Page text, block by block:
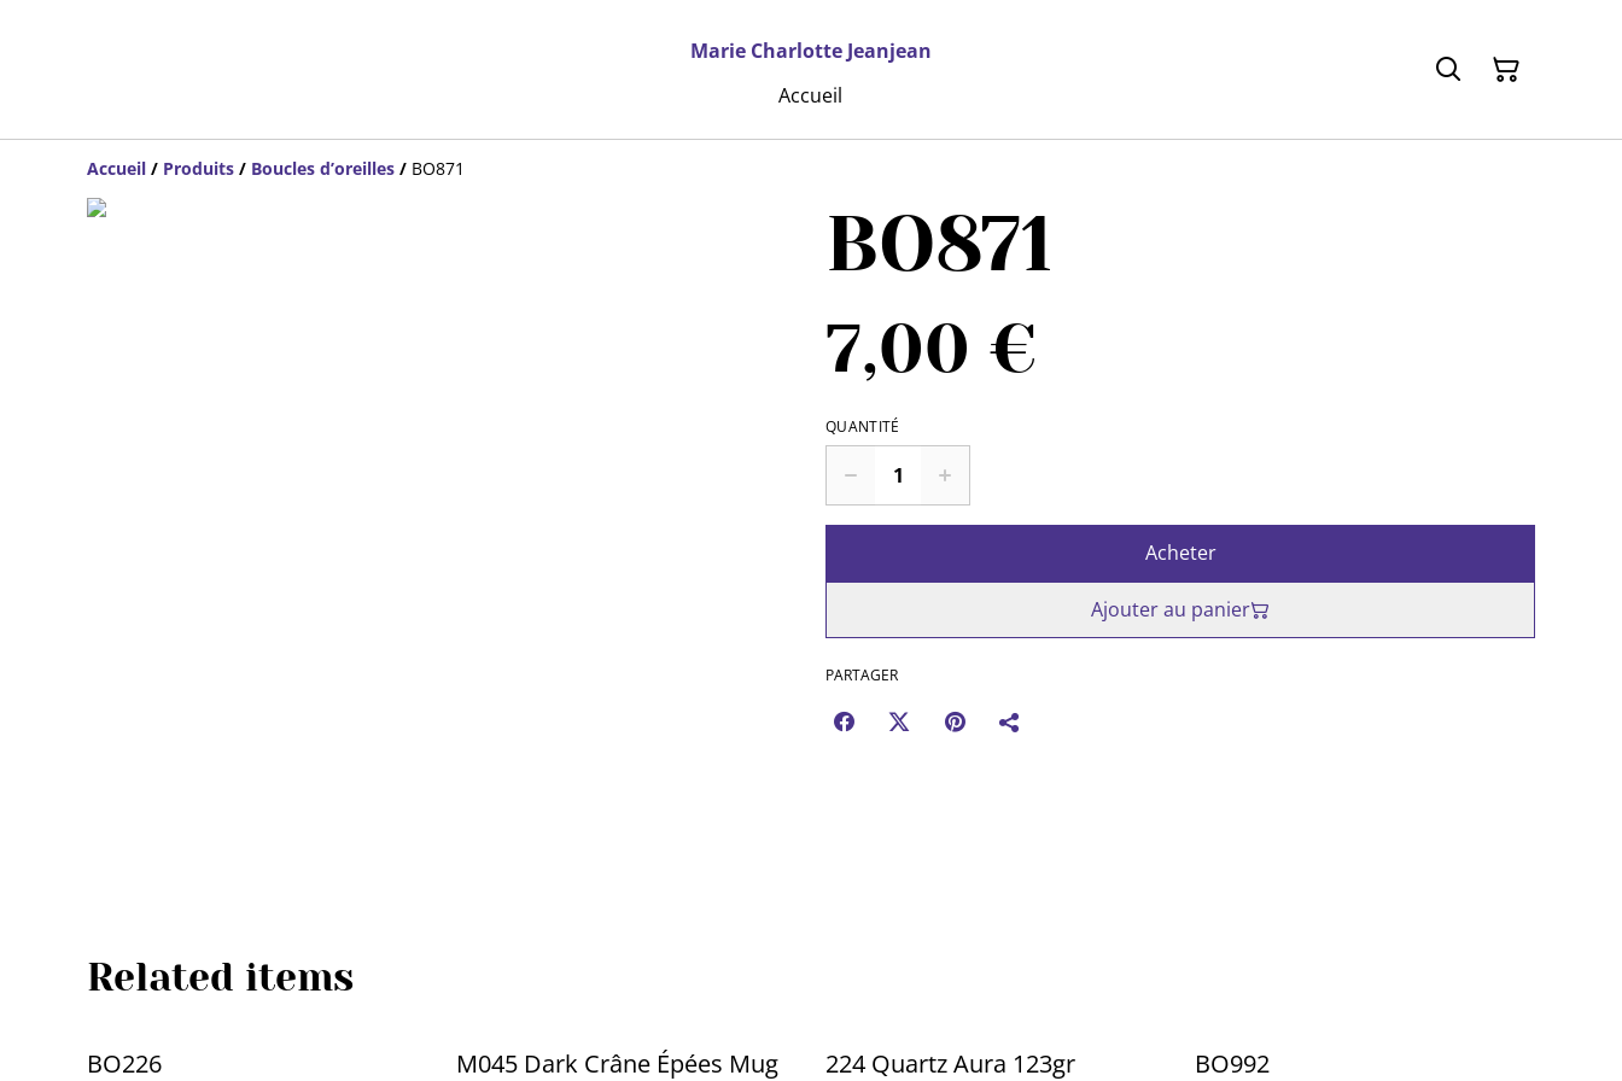
Marie Charlotte Jeanjean
Accueil
Accueil / Produits / Boucles d’oreilles / BO871
BO871
7,00 €
QUANTITÉ
Acheter
Ajouter au panier
PARTAGER
Related items
BO226 M045 Dark Crâne Épées Mug 224 Quartz Aura 123gr BO992